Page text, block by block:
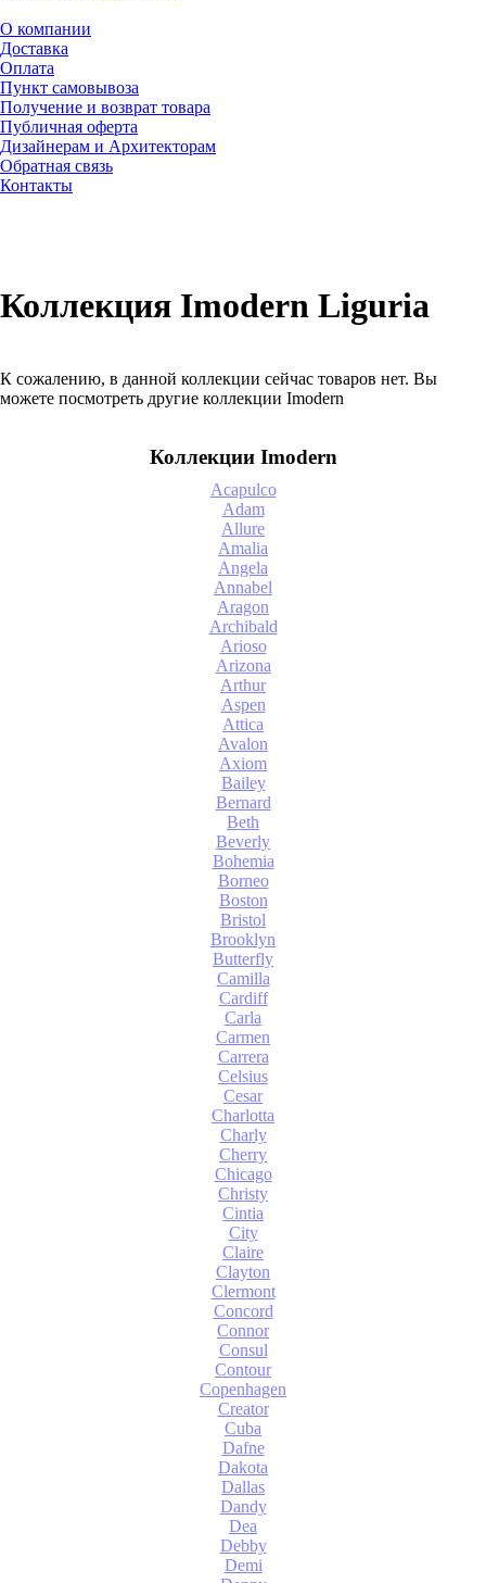
О компании
Доставка
Оплата
Пункт самовывоза
Получение и возврат товара
Публичная оферта
Дизайнерам и Архитекторам
Обратная связь
Контакты
Коллекция Imodern Liguria
К сожалению, в данной коллекции сейчас товаров нет. Вы
можете посмотреть другие коллекции Imodern
Коллекции Imodern
Acapulco
Adam
Allure
Amalia
Angela
Annabel
Aragon
Archibald
Arioso
Arizona
Arthur
Aspen
Attica
Avalon
Axiom
Bailey
Bernard
Beth
Beverly
Bohemia
Borneo
Boston
Bristol
Brooklyn
Butterfly
Camilla
Cardiff
Carla
Carmen
Carrera
Celsius
Cesar
Charlotta
Charly
Cherry
Chicago
Christy
Cintia
City
Claire
Clayton
Clermont
Concord
Connor
Consul
Contour
Copenhagen
Creator
Cuba
Dafne
Dakota
Dallas
Dandy
Dea
Debby
Demi